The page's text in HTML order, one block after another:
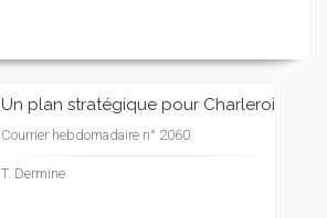
Un plan stratégique pour Charleroi
Courrier hebdomadaire n° 2060
T. Dermine